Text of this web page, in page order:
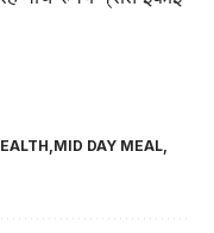
MID DAY MEAL